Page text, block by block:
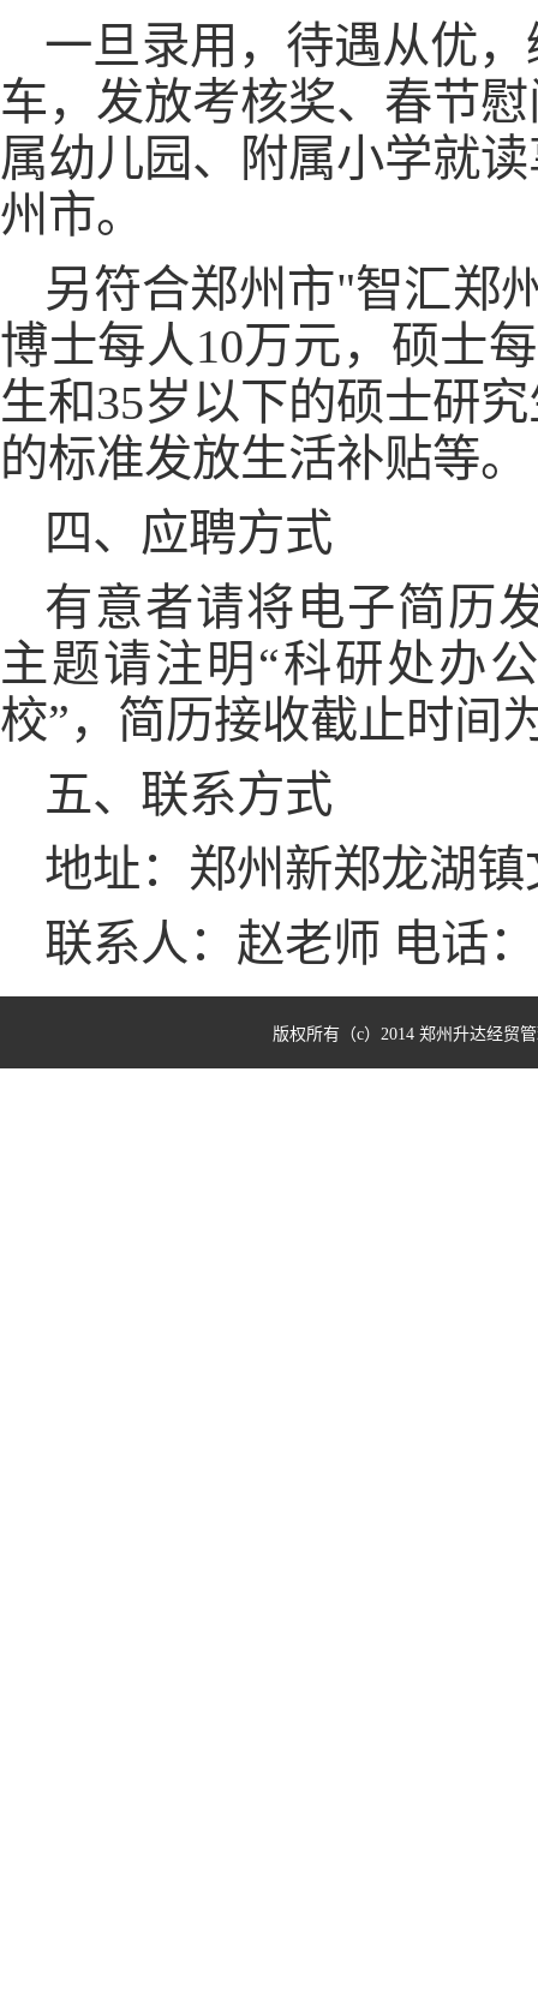
一旦录用，待遇从优
车，发放考核奖、春节
属幼儿园、附属小学就
州市。
另符合郑州市"智汇郑
博士每人10万元，硕士
生和35岁以下的硕士研
的标准发放生活补贴等。
四、应聘方式
有意者请将电子简历发
主题请注明“科研处办
校”，简历接收截止时间
五、联系方式
地址：郑州新郑龙湖
联系人：赵老师 电话：
版权所有（c）2014 郑州升达经贸